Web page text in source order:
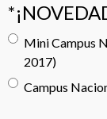
Mini Campus
2017)
Campus